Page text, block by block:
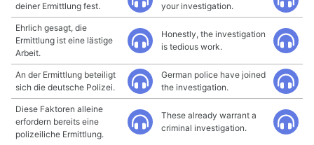
deiner Ermittlung fest.
your investigation.
Ehrlich gesagt, die
Ermittlung ist eine lästige
Arbeit.
Honestly, the investigation
is tedious work.
An der Ermittlung beteiligt
sich die deutsche Polizei.
German police have joined
the investigation.
Diese Faktoren alleine
erfordern bereits eine
polizeiliche Ermittlung.
These already warrant a
criminal investigation.